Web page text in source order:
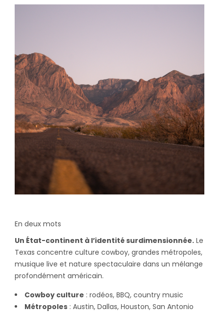
En deux mots
Un État-continent à l’identité surdimensionnée. Le
Texas concentre culture cowboy, grandes métropoles,
musique live et nature spectaculaire dans un mélange
profondément américain.
Cowboy culture : rodéos, BBQ, country music
Métropoles : Austin, Dallas, Houston, San Antonio